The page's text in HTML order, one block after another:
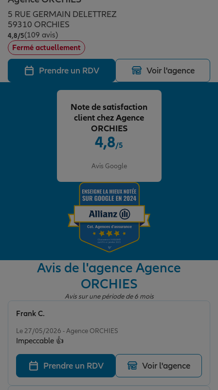
Assurance emprunteur
Prévoyance et dépendance
Assurance animal de compagnie
Protection de la famille
Protection juridique
Épargne & retraite
Plan épargne retraite
Assurance vie
Placements financiers
Investissements immobiliers
Transmission
Vos projets
Partir en vacances
Départ à la retraite
Préparer l’avenir
Conseil assurance
Assurance habitation
Le Pack Famille
Garantie des accidents de la vie
Assurance scolaire
Retraite
Allianz en France
5 RUE GERMAIN DELETTREZ
59310 ORCHIES
4,8/5Note de 4.8 sur 5
(109 avis)
Fermé actuellement
Prendre un RDV Voir l'agence
4,8/5
Avis Google
Note de satisfaction
client chez Agence
ORCHIES
Avis de l'agence Agence
ORCHIES
Avis sur une période de 6 mois
Le 27/05/2026 - Agence ORCHIES
Impeccable 👍
Frank C.
Prendre un RDV Voir l'agence